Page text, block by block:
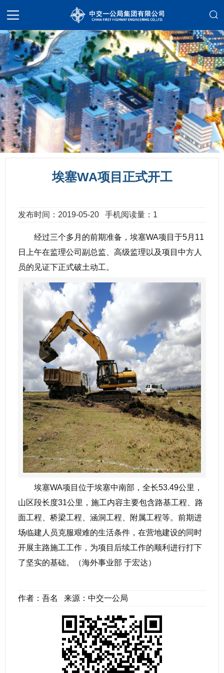
埃塞WA项目正式开工
发布时间：2019-05-20 手机阅读量：1
经过三个多月的前期准备，埃塞WA项目于5月11
日上午在监理公司副总监、高级监理以及项目中方人
员的见证下正式破土动工。
埃塞WA项目位于埃塞中南部，全长53.49公里，
山区段长度31公里，施工内容主要包含路基工程、路
面工程、桥梁工程、涵洞工程、附属工程等。前期进
场临建人员克服艰难的生活条件，在营地建设的同时
开展主路施工工作，为项目后续工作的顺利进行打下
了坚实的基础。（海外事业部 于宏达）
作者：吾名 来源：中交一公局